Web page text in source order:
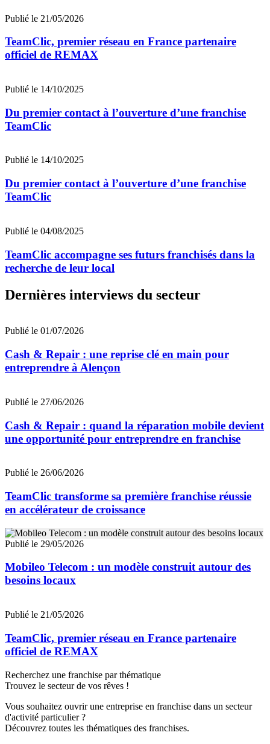
Publié le 21/05/2026
TeamClic, premier réseau en France partenaire
officiel de REMAX
Publié le 14/10/2025
Du premier contact à l’ouverture d’une franchise
TeamClic
Publié le 14/10/2025
Du premier contact à l’ouverture d’une franchise
TeamClic
Publié le 04/08/2025
TeamClic accompagne ses futurs franchisés dans la
recherche de leur local
Dernières interviews du secteur
Publié le 01/07/2026
Cash & Repair : une reprise clé en main pour
entreprendre à Alençon
Publié le 27/06/2026
Cash & Repair : quand la réparation mobile devient
une opportunité pour entreprendre en franchise
Publié le 26/06/2026
TeamClic transforme sa première franchise réussie
en accélérateur de croissance
Publié le 29/05/2026
Mobileo Telecom : un modèle construit autour des
besoins locaux
Publié le 21/05/2026
TeamClic, premier réseau en France partenaire
officiel de REMAX
Recherchez une franchise par thématique
Trouvez le secteur de vos rêves !
Vous souhaitez ouvrir une entreprise en franchise dans un secteur
d'activité particulier ?
Découvrez toutes les thématiques des franchises.